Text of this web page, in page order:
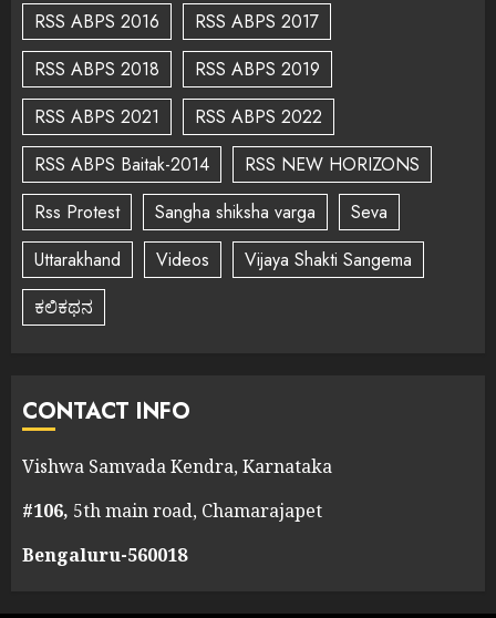
RSS ABPS 2016
RSS ABPS 2017
RSS ABPS 2018
RSS ABPS 2019
RSS ABPS 2021
RSS ABPS 2022
RSS ABPS Baitak-2014
RSS NEW HORIZONS
Rss Protest
Sangha shiksha varga
Seva
Uttarakhand
Videos
Vijaya Shakti Sangema
ಕಲಿಕಥನ
CONTACT INFO
Vishwa Samvada Kendra, Karnataka
#106, 5th main road, Chamarajapet
Bengaluru-560018